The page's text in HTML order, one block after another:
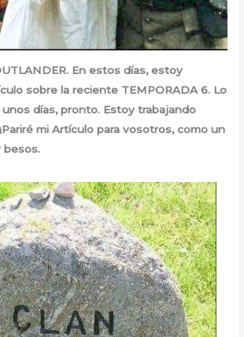
En estos días, estoy
sobre la reciente TEMPORADA 6. Lo
días, pronto. Estoy trabajando
mi Artículo para vosotros, como un
besos.